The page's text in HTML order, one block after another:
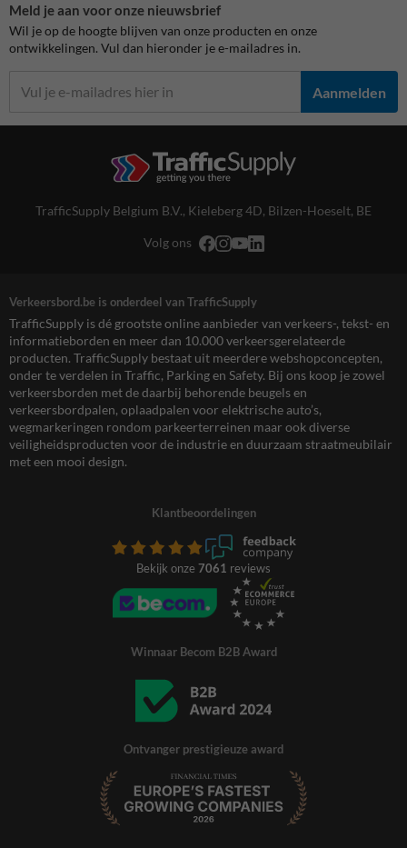
Meld je aan voor onze nieuwsbrief
Wil je op de hoogte blijven van onze producten en onze
ontwikkelingen. Vul dan hieronder je e-mailadres in.
Aanmelden
TrafficSupply Belgium B.V., Kieleberg 4D, Bilzen-Hoeselt, BE
Volg ons
Verkeersbord.be is onderdeel van TrafficSupply
TrafficSupply is dé grootste online aanbieder van verkeers-, tekst- en
informatieborden en meer dan 10.000 verkeersgerelateerde
producten. TrafficSupply bestaat uit meerdere webshopconcepten,
onder te verdelen in Traffic, Parking en Safety. Bij ons koop je zowel
verkeersborden met de daarbij behorende beugels en
verkeersbordpalen, oplaadpalen voor elektrische auto’s,
wegmarkeringen rondom parkeerterreinen maar ook diverse
veiligheidsproducten voor de industrie en duurzaam straatmeubilair
met een mooi design.
Klantbeoordelingen
Bekijk onze 7061 reviews
Winnaar Becom B2B Award
Ontvanger prestigieuze award